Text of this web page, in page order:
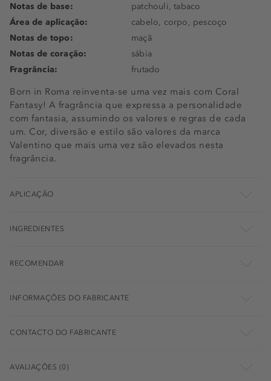
Born in Roma reinventa-se uma vez mais com Coral
Fantasy! A fragrância que expressa a personalidade
com fantasia, assumindo os valores e regras de cada
um. Cor, diversão e estilo são valores da marca
Valentino que mais uma vez são elevados nesta
fragrância.
Notas de base:
patchouli, tabaco
Área de aplicação:
cabelo, corpo, pescoço
Notas de topo:
maçã
Notas de coração:
sábia
Fragrância:
frutado
APLICAÇÃO
INGREDIENTES
RECOMENDAR
INFORMAÇÕES DO FABRICANTE
CONTACTO DO FABRICANTE
AVALIAÇÕES (0)